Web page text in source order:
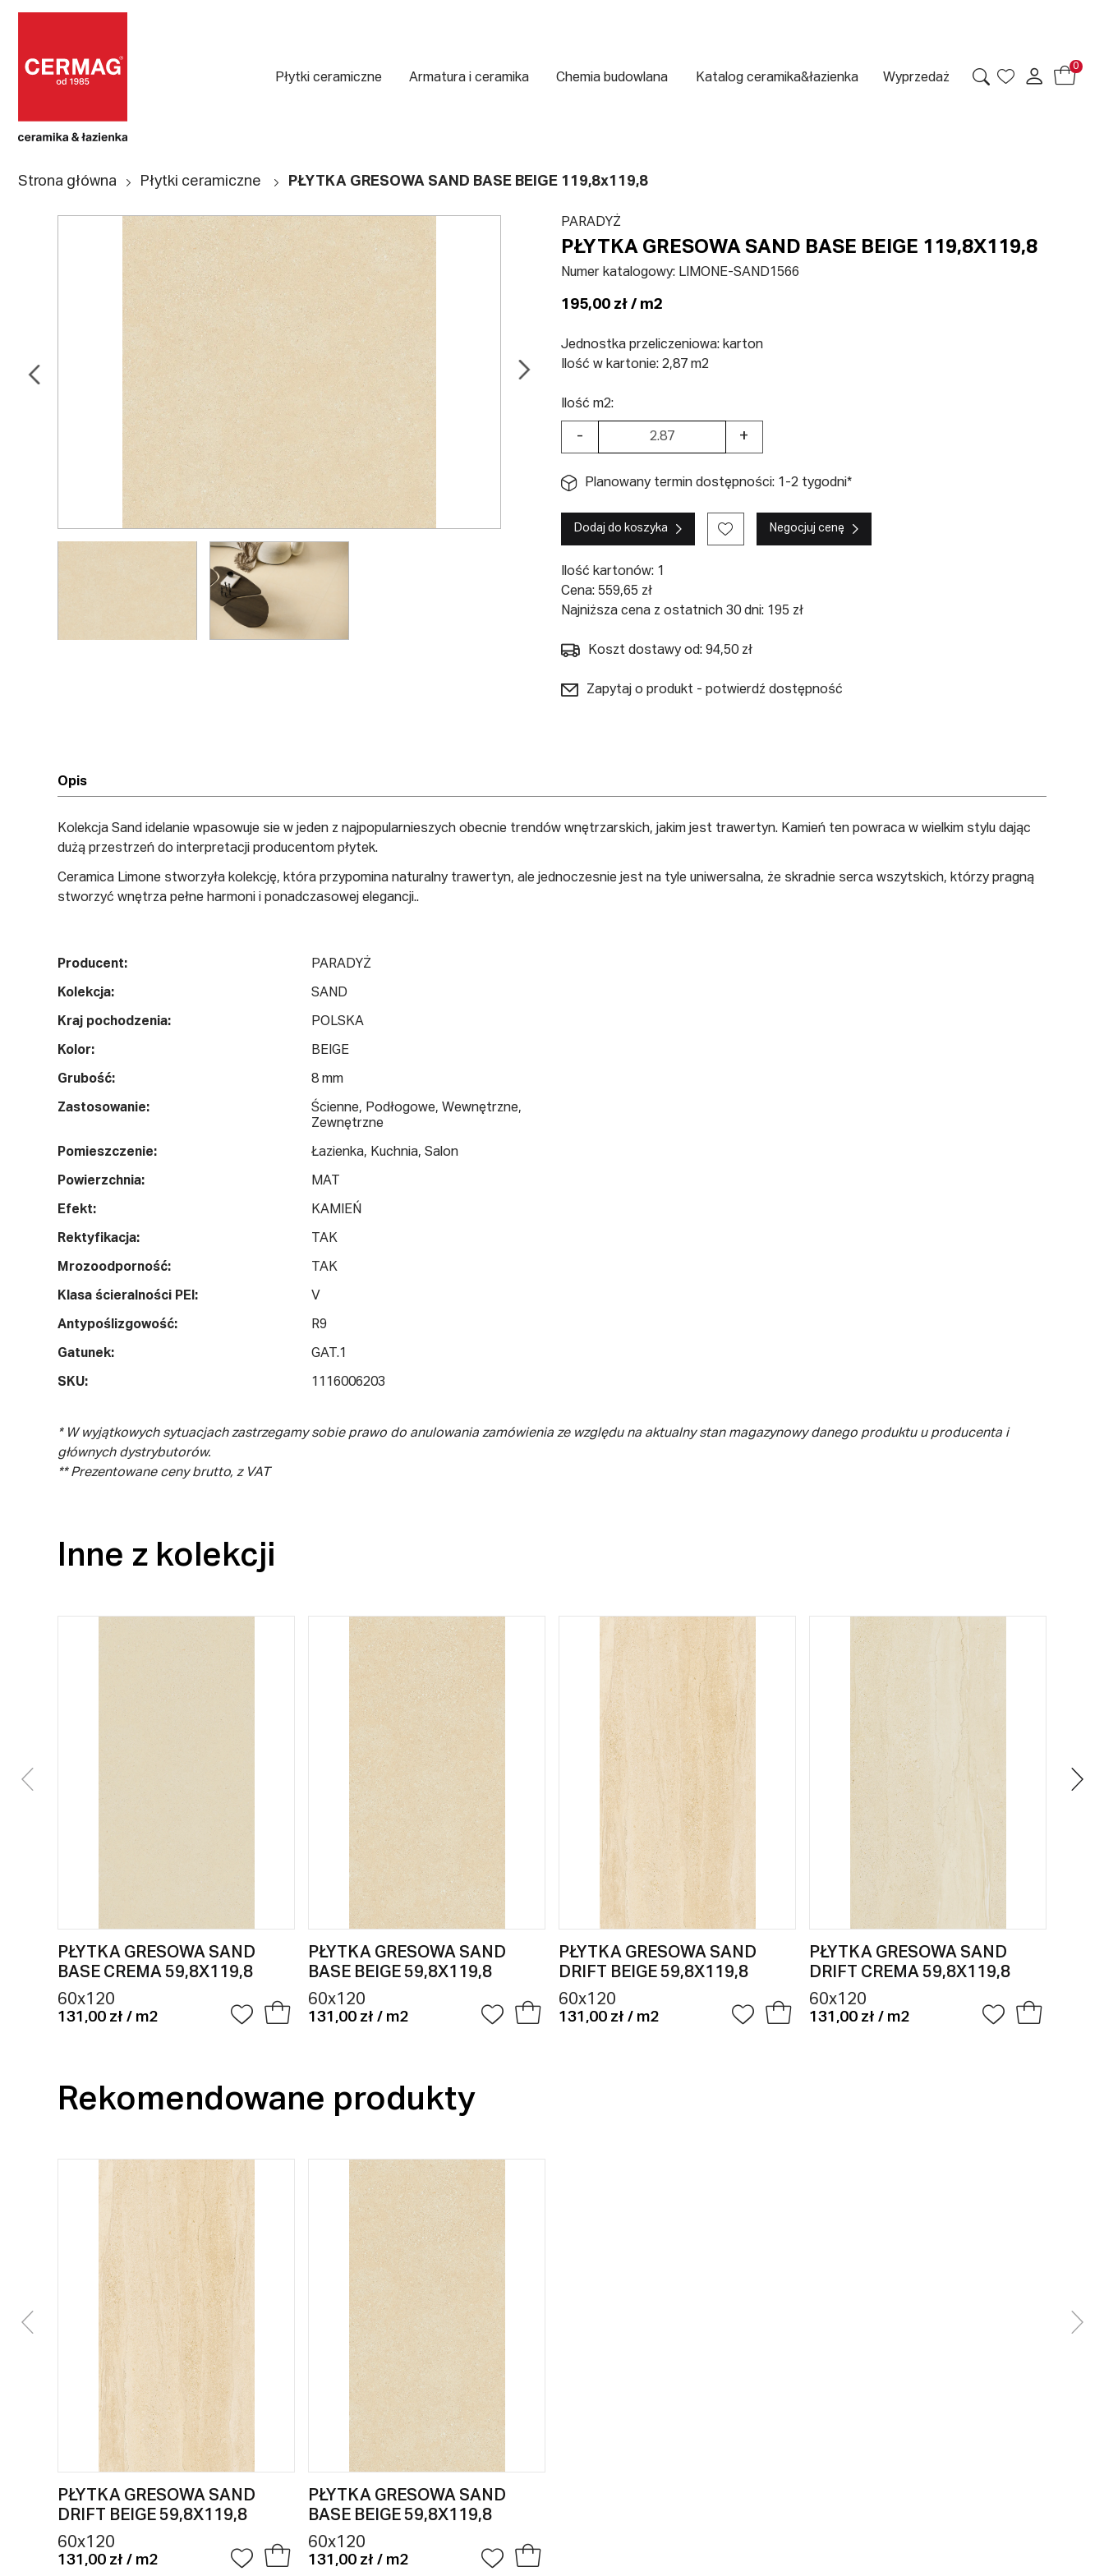
Płytki ceramiczne Armatura i ceramika Chemia budowlana Katalog ceramika&łazienka Wyprzedaż
0
Strona główna Płytki ceramiczne PŁYTKA GRESOWA SAND BASE BEIGE 119,8x119,8
PARADYŻ
PŁYTKA GRESOWA SAND BASE BEIGE 119,8X119,8
Numer katalogowy: LIMONE-SAND1566
195,00 zł / m2
Jednostka przeliczeniowa: karton
Ilość w kartonie: 2,87 m2
Ilość m2:
- +
Planowany termin dostępności: 1-2 tygodni*
Dodaj do koszyka Negocjuj cenę
Ilość kartonów: 1
Cena:559,65 zł
Najniższa cena z ostatnich 30 dni: 195 zł
Koszt dostawy od: 94,50 zł
Zapytaj o produkt - potwierdź dostępność
Opis
Kolekcja Sand idelanie wpasowuje sie w jeden z najpopularnieszych obecnie trendów wnętrzarskich, jakim jest trawertyn. Kamień ten powraca w wielkim stylu dając
dużą przestrzeń do interpretacji producentom płytek.
Ceramica Limone stworzyła kolekcję, która przypomina naturalny trawertyn, ale jednoczesnie jest na tyle uniwersalna, że skradnie serca wszytskich, którzy pragną
stworzyć wnętrza pełne harmoni i ponadczasowej elegancji..
Producent: PARADYŻ
Kolekcja: SAND
Kraj pochodzenia: POLSKA
Kolor: BEIGE
Grubość: 8 mm
Zastosowanie:
Ścienne, Podłogowe, Wewnętrzne,
Zewnętrzne
Pomieszczenie: Łazienka, Kuchnia, Salon
Powierzchnia: MAT
Efekt: KAMIEŃ
Rektyfikacja: TAK
Mrozoodporność: TAK
Klasa ścieralności PEI: V
Antypoślizgowość: R9
Gatunek: GAT.1
SKU: 1116006203
* W wyjątkowych sytuacjach zastrzegamy sobie prawo do anulowania zamówienia ze względu na aktualny stan magazynowy danego produktu u producenta i
głównych dystrybutorów.
** Prezentowane ceny brutto, z VAT
Inne z kolekcji
PŁYTKA GRESOWA SAND
BASE CREMA 59,8X119,8
60x120
131,00 zł / m2
PŁYTKA GRESOWA SAND
BASE BEIGE 59,8X119,8
60x120
131,00 zł / m2
PŁYTKA GRESOWA SAND
DRIFT BEIGE 59,8X119,8
60x120
131,00 zł / m2
PŁYTKA GRESOWA SAND
DRIFT CREMA 59,8X119,8
60x120
131,00 zł / m2
Rekomendowane produkty
PŁYTKA GRESOWA SAND
DRIFT BEIGE 59,8X119,8
60x120
131,00 zł / m2
PŁYTKA GRESOWA SAND
BASE BEIGE 59,8X119,8
60x120
131,00 zł / m2